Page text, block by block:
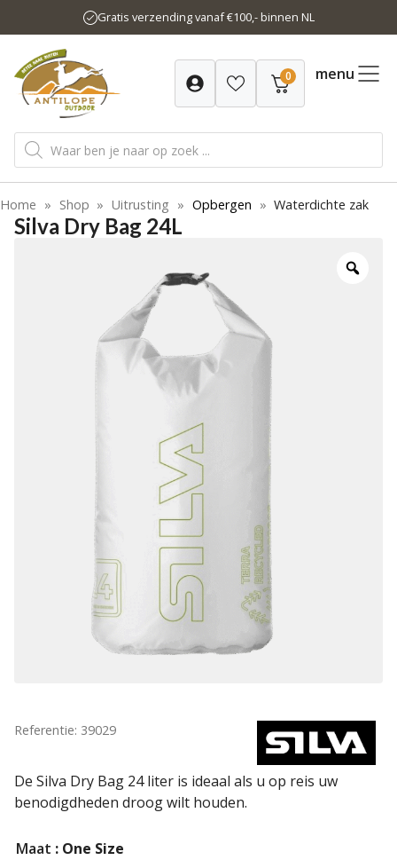
naar
inhoud
Gratis verzending vanaf €100,- binnen NL
0 menu
Producten
zoeken
Home » Shop » Uitrusting » Opbergen » Waterdichte zak
Silva Dry Bag 24L
Referentie: 39029
De Silva Dry Bag 24 liter is ideaal als u op reis uw
benodigdheden droog wilt houden.
Maat : One Size